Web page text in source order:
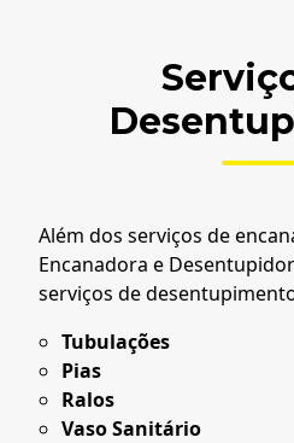
Além dos serviços de
Encanadora e
serviços de
Tubulações
Pias
Ralos
Vaso Sanitário